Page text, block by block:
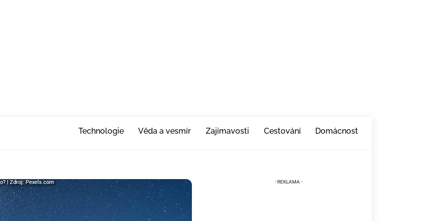
Technologie Věda a vesmír Zajímavosti Cestování Domácnost
| Zdroj: Pexels.com
| Zdroj: Pexels.com